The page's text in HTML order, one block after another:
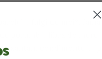
fulgi de mei*,
porumb*, fibra de
xantan, condimente*.